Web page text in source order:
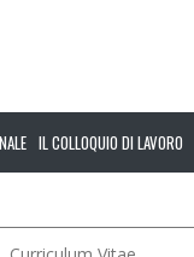
IL COLLOQUIO DI LAVORO